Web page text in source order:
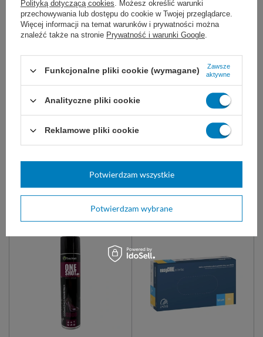
Czas rozpylania wynosi ok. 1 sekundę - taki "jeden
strzał" wystarcza na pokrycie zapachem ok. 200
m³,
Nie należy kierować środka na osoby i zwierzęta,
W przypadku małych pomieszczeń, np 20 m³
zalecamy pracę w maseczce filtrującej.
Marka
Freshtek
Rodzaj produktu
Zapach
Pojemność
600 ml
Proponujemy również:
Polityką dotyczącą cookies. Możesz określić warunki
przechowywania lub dostępu do cookie w Twojej przeglądarce.
Więcej informacji na temat warunków i prywatności można
znaleźć także na stronie Prywatność i warunki Google.
Funkcjonalne pliki cookie (wymagane)
Zawsze
aktywne
Analityczne pliki cookie
Reklamowe pliki cookie
Potwierdzam wybrane
Potwierdzam wszystkie